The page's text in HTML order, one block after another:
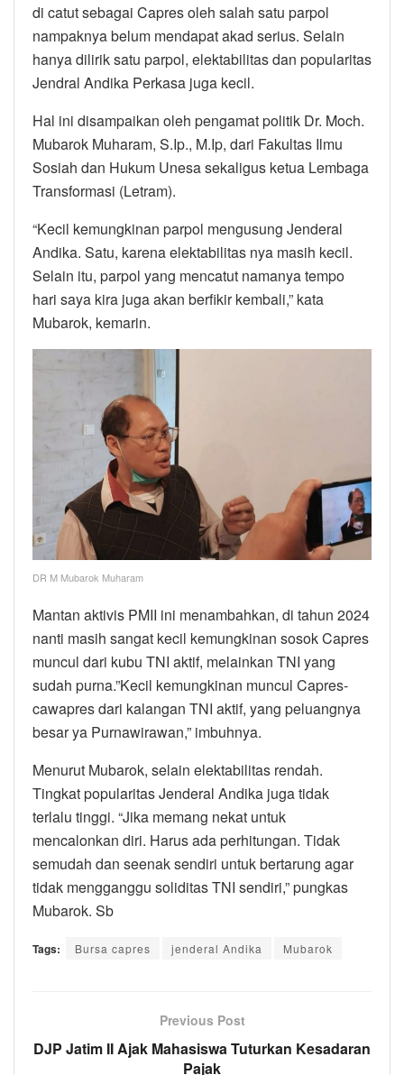
di catut sebagai Capres oleh salah satu parpol
nampaknya belum mendapat akad serius. Selain
hanya dilirik satu parpol, elektabilitas dan popularitas
Jendral Andika Perkasa juga kecil.
Hal ini disampaikan oleh pengamat politik Dr. Moch.
Mubarok Muharam, S.Ip., M.Ip, dari Fakultas Ilmu
Sosiah dan Hukum Unesa sekaligus ketua Lembaga
Transformasi (Letram).
“Kecil kemungkinan parpol mengusung Jenderal
Andika. Satu, karena elektabilitas nya masih kecil.
Selain itu, parpol yang mencatut namanya tempo
hari saya kira juga akan berfikir kembali,” kata
Mubarok, kemarin.
DR M Mubarok Muharam
Mantan aktivis PMII ini menambahkan, di tahun 2024
nanti masih sangat kecil kemungkinan sosok Capres
muncul dari kubu TNI aktif, melainkan TNI yang
sudah purna.”Kecil kemungkinan muncul Capres-
cawapres dari kalangan TNI aktif, yang peluangnya
besar ya Purnawirawan,” imbuhnya.
Menurut Mubarok, selain elektabilitas rendah.
Tingkat popularitas Jenderal Andika juga tidak
terlalu tinggi. “Jika memang nekat untuk
mencalonkan diri. Harus ada perhitungan. Tidak
semudah dan seenak sendiri untuk bertarung agar
tidak mengganggu soliditas TNI sendiri,” pungkas
Mubarok. Sb
Tags: Bursa capres jenderal Andika Mubarok
Previous Post
DJP Jatim II Ajak Mahasiswa Tuturkan Kesadaran
Pajak